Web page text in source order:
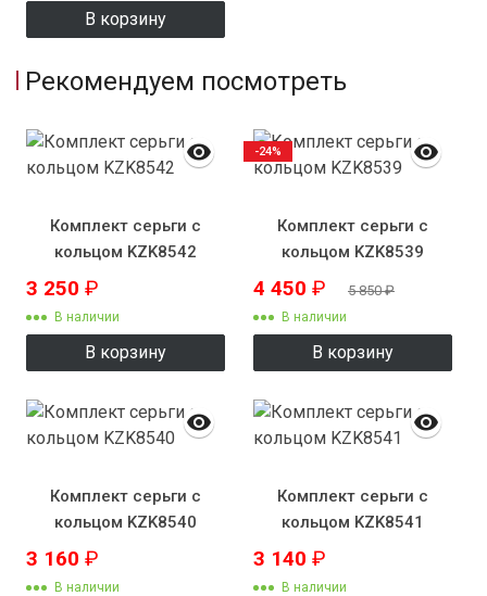
В корзину
Рекомендуем посмотреть
Комплект серьги с
кольцом KZK8542
3 250 ₽
В наличии
В корзину
Комплект серьги с
кольцом KZK8539
4 450 ₽ 5 850₽
В наличии
В корзину
-24%
Комплект серьги с
кольцом KZK8540
3 160 ₽
В наличии
Комплект серьги с
кольцом KZK8541
3 140 ₽
В наличии